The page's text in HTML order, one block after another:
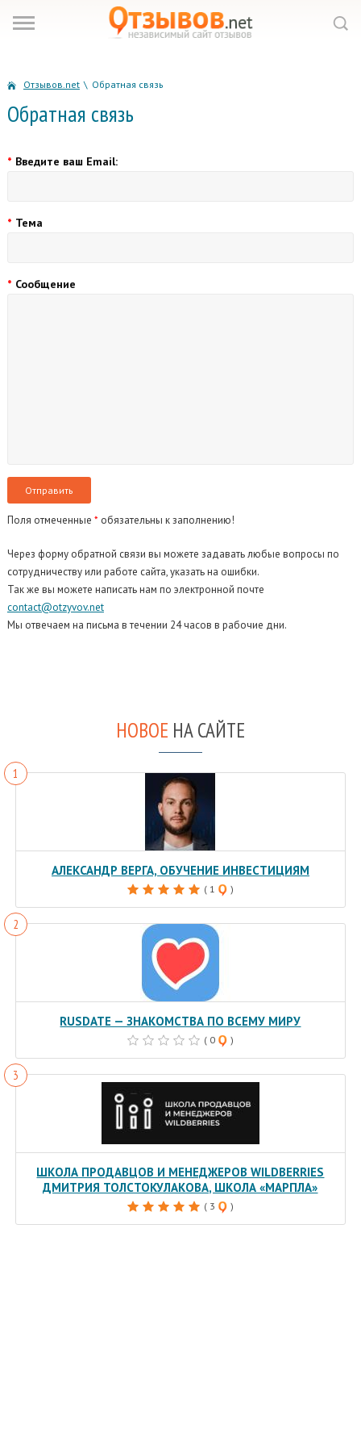
Отзывов.net \ Обратная связь
Обратная связь
* Введите ваш Email:
* Тема
* Сообщение
Поля отмеченные * обязательны к заполнению!
Через форму обратной связи вы можете задавать любые вопросы по
сотрудничеству или работе сайта, указать на ошибки.
Так же вы можете написать нам по электронной почте
contact@otzyvov.net
Мы отвечаем на письма в течении 24 часов в рабочие дни.
НОВОЕ НА САЙТЕ
АЛЕКСАНДР ВЕРГА, ОБУЧЕНИЕ ИНВЕСТИЦИЯМ
( 1 )
RUSDATE — ЗНАКОМСТВА ПО ВСЕМУ МИРУ
( 0 )
ШКОЛА ПРОДАВЦОВ И МЕНЕДЖЕРОВ WILDBERRIES
ДМИТРИЯ ТОЛСТОКУЛАКОВА, ШКОЛА «МАРПЛА»
( 3 )